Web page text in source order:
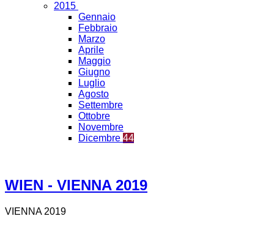
2015
Gennaio
Febbraio
Marzo
Aprile
Maggio
Giugno
Luglio
Agosto
Settembre
Ottobre
Novembre
Dicembre 44
WIEN - VIENNA 2019
VIENNA 2019